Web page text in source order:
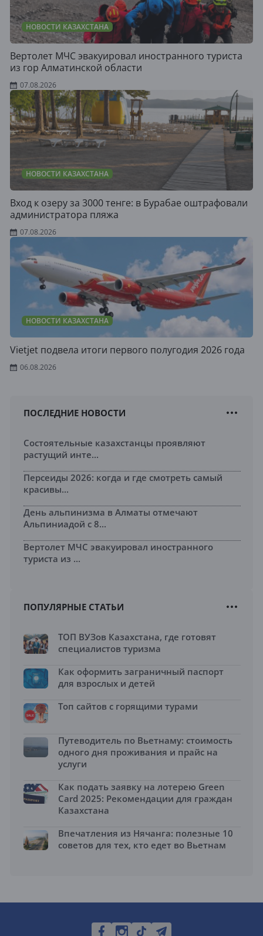
НОВОСТИ КАЗАХСТАНА
Вертолет МЧС эвакуировал иностранного туриста
из гор Алматинской области
07.08.2026
НОВОСТИ КАЗАХСТАНА
Вход к озеру за 3000 тенге: в Бурабае оштрафовали
администратора пляжа
07.08.2026
НОВОСТИ КАЗАХСТАНА
Vietjet подвела итоги первого полугодия 2026 года
06.08.2026
ПОСЛЕДНИЕ НОВОСТИ
Состоятельные казахстанцы проявляют
растущий инте...
Персеиды 2026: когда и где смотреть самый
красивы...
День альпинизма в Алматы отмечают
Альпиниадой с 8...
Вертолет МЧС эвакуировал иностранного
туриста из ...
ПОПУЛЯРНЫЕ СТАТЬИ
ТОП ВУЗов Казахстана, где готовят
специалистов туризма
Как оформить заграничный паспорт
для взрослых и детей
Топ сайтов с горящими турами
Путеводитель по Вьетнаму: стоимость
одного дня проживания и прайс на
услуги
Как подать заявку на лотерею Green
Card 2025: Рекомендации для граждан
Казахстана
Впечатления из Нячанга: полезные 10
советов для тех, кто едет во Вьетнам